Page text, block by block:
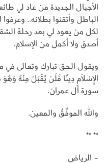
الأجيال الجديدة من عاد لي
الباطل وأتقنوا بطلانه.. وعرفوا
لكل من يعود لي بعد رحلة
أصدق ولا أكمل من الإسلام.
ويقول الحق تبارك وتعالى في
سورة آل عمران.
والله الموفِّقُ والمعين.
** **
- الرياض